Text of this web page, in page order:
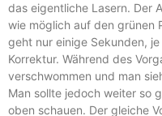
das eigentliche Lasern. Der
wie möglich auf den grünen
geht nur einige Sekunden,
Korrektur. Während des
verschwommen und man
Man sollte jedoch weiter so
oben schauen. Der gleiche